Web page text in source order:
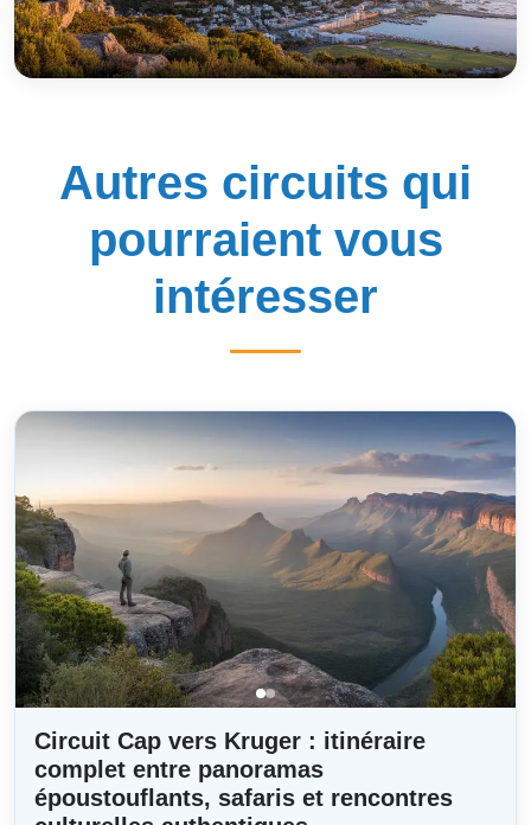
Autres circuits qui
pourraient vous
intéresser
Circuit Cap vers Kruger : itinéraire
complet entre panoramas
époustouflants, safaris et rencontres